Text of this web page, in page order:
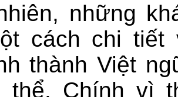
những
cách chi
thành Việt
thể. Chính vì